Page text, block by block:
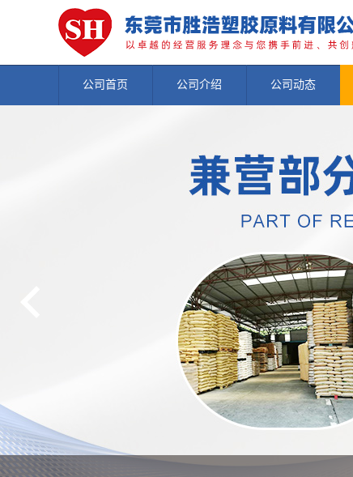
公司首页 公司介绍 公司动态